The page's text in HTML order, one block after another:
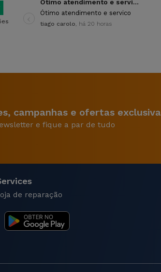
Ótimo atendimento e servico
Ótimo atendimento e servico
tiago carolo, há 20 horas
campanhas e ofertas
e fique a par de tudo
de reparação